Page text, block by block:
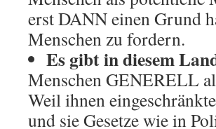
erst DANN einen Grund
Menschen zu fordern.
Es gibt in diesem
Menschen GENERELL
Weil ihnen
und sie Gesetze wie in